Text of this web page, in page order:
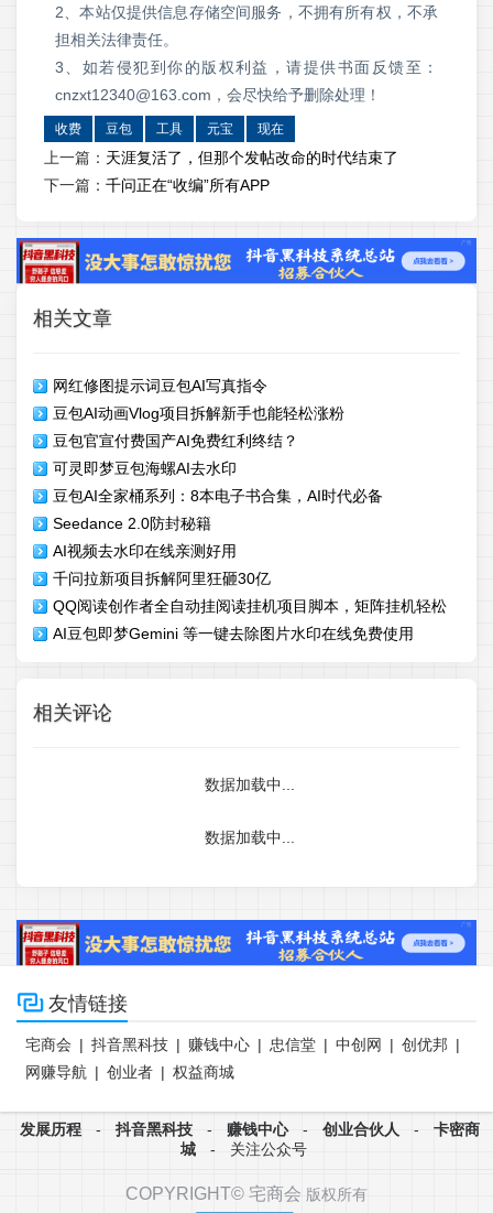
2、本站仅提供信息存储空间服务，不拥有所有权，不承
担相关法律责任。
3、如若侵犯到你的版权利益，请提供书面反馈至：
cnzxt12340@163.com，会尽快给予删除处理！
收费 豆包 工具 元宝 现在
上一篇： 天涯复活了，但那个发帖改命的时代结束了
下一篇： 千问正在“收编”所有APP
相关文章
网红修图提示词豆包AI写真指令
豆包AI动画Vlog项目拆解新手也能轻松涨粉
豆包官宣付费国产AI免费红利终结？
可灵即梦豆包海螺AI去水印
豆包AI全家桶系列：8本电子书合集，AI时代必备
Seedance 2.0防封秘籍
AI视频去水印在线亲测好用
千问拉新项目拆解阿里狂砸30亿
QQ阅读创作者全自动挂阅读挂机项目脚本，矩阵挂机轻松
月入5k+
AI豆包即梦Gemini 等一键去除图片水印在线免费使用
相关评论
数据加载中...
数据加载中...
 友情链接
宅商会 | 抖音黑科技 | 赚钱中心 | 忠信堂 | 中创网 | 创优邦 |
网赚导航 | 创业者 | 权益商城
发展历程 - 抖音黑科技 - 赚钱中心 - 创业合伙人 -
卡密商
城
- 关注公众号
COPYRIGHT© 宅商会 版权所有